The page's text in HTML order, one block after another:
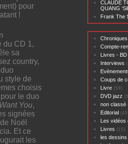
pour
!
du CD 1,
sa
country,
style de
choisis
le duo
You,
signées
Noël
Et ce
les
CLAUDE
QUANG
Frank The
Compte-
Livres - BD
Interviews
Coups de
Livre (58)
DVD jazz
non classé
Editorial
Les vidéos
Livres (15)
les dessins